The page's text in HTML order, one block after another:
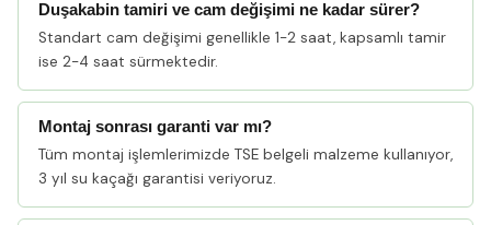
Duşakabin tamiri ve cam değişimi ne kadar sürer?
Standart cam değişimi genellikle 1-2 saat, kapsamlı tamir
ise 2-4 saat sürmektedir.
Montaj sonrası garanti var mı?
Tüm montaj işlemlerimizde TSE belgeli malzeme kullanıyor,
3 yıl su kaçağı garantisi veriyoruz.